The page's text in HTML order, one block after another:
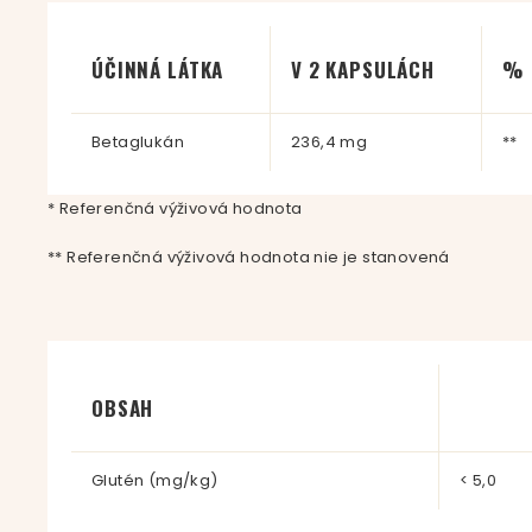
ÚČINNÁ LÁTKA V 2 KAPSULÁCH %
Betaglukán 236,4 mg **
* Referenčná výživová hodnota
** Referenčná výživová hodnota nie je stanovená
OBSAH
Glutén (mg/kg) < 5,0